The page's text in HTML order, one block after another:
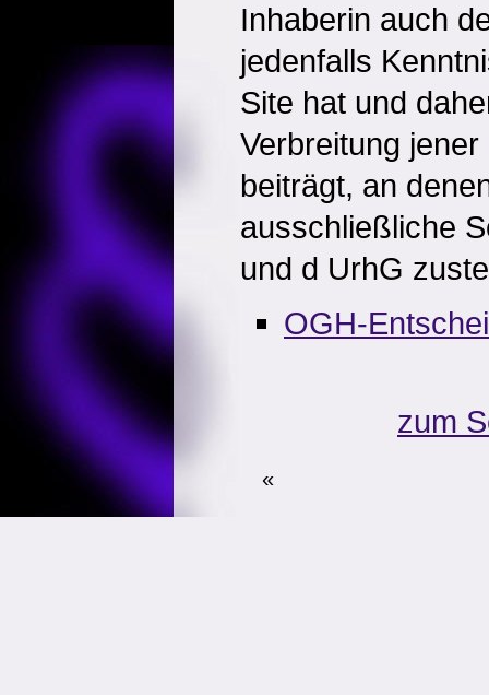
Inhaberin auch
jedenfalls
Site hat und
Verbreitung
beiträgt, an
ausschließliche
und d UrhG
OGH-
zum
«